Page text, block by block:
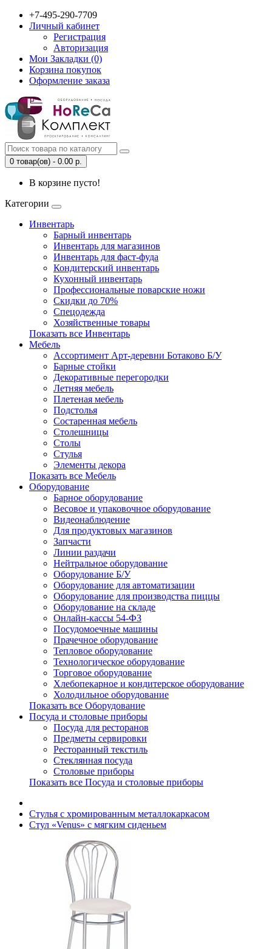
+7-495-290-7709
Личный кабинет
Регистрация
Авторизация
Мои Закладки (0)
Корзина покупок
Оформление заказа
0 товар(ов) - 0.00 р.
В корзине пусто!
Категории
Инвентарь
Барный инвентарь
Инвентарь для магазинов
Инвентарь для фаст-фуда
Кондитерский инвентарь
Кухонный инвентарь
Профессиональные поварские ножи
Скидки до 70%
Спецодежда
Хозяйственные товары
Показать все Инвентарь
Мебель
Ассортимент Арт-деревни Ботаково Б/У
Барные стойки
Декоративные перегородки
Летняя мебель
Плетеная мебель
Подстолья
Состаренная мебель
Столешницы
Столы
Стулья
Элементы декора
Показать все Мебель
Оборудование
Барное оборудование
Весовое и упаковочное оборудование
Видеонаблюдение
Для продуктовых магазинов
Запчасти
Линии раздачи
Нейтральное оборудование
Оборудование Б/У
Оборудование для автоматизации
Оборудование для производства пиццы
Оборудование на складе
Онлайн-кассы 54-ФЗ
Посудомоечные машины
Прачечное оборудование
Тепловое оборудование
Технологическое оборудование
Торговое оборудование
Хлебопекарное и кондитерское оборудование
Холодильное оборудование
Показать все Оборудование
Посуда и столовые приборы
Посуда для ресторанов
Предметы сервировки
Ресторанный текстиль
Стеклянная посуда
Столовые приборы
Показать все Посуда и столовые приборы
Cтулья с хромированным металлокаркасом
Стул «Venus» с мягким сиденьем